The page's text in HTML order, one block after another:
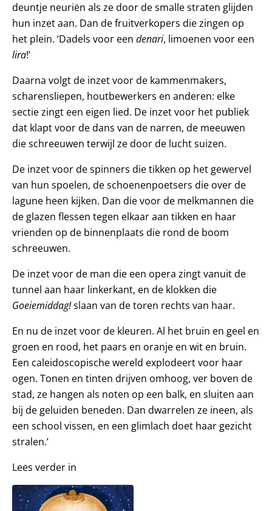
deuntje neuriën als ze door de smalle straten glijden
hun inzet aan. Dan de fruitverkopers die zingen op
het plein. ‘Dadels voor een denari, limoenen voor een
lira!’
Daarna volgt de inzet voor de kammenmakers,
scharensliepen, houtbewerkers en anderen: elke
sectie zingt een eigen lied. De inzet voor het publiek
dat klapt voor de dans van de narren, de meeuwen
die schreeuwen terwijl ze door de lucht suizen.
De inzet voor de spinners die tikken op het gewervel
van hun spoelen, de schoenenpoetsers die over de
lagune heen kijken. Dan die voor de melkmannen die
de glazen flessen tegen elkaar aan tikken en haar
vrienden op de binnenplaats die rond de boom
schreeuwen.
De inzet voor de man die een opera zingt vanuit de
tunnel aan haar linkerkant, en de klokken die
Goeiemiddag!slaan van de toren rechts van haar.
En nu de inzet voor de kleuren. Al het bruin en geel en
groen en rood, het paars en oranje en wit en bruin.
Een caleidoscopische wereld explodeert voor haar
ogen. Tonen en tinten drijven omhoog, ver boven de
stad, ze hangen als noten op een balk, en sluiten aan
bij de geluiden beneden. Dan dwarrelen ze ineen, als
een school vissen, en een glimlach doet haar gezicht
stralen.’
Lees verder in